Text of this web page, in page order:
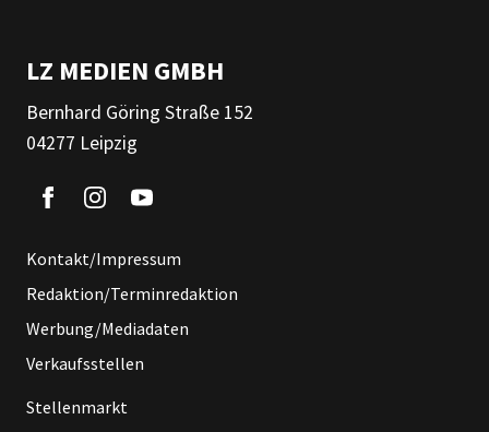
LZ MEDIEN GMBH
Bernhard Göring Straße 152
04277 Leipzig
Kontakt/Impressum
Redaktion/Terminredaktion
Werbung/Mediadaten
Verkaufsstellen
Stellenmarkt